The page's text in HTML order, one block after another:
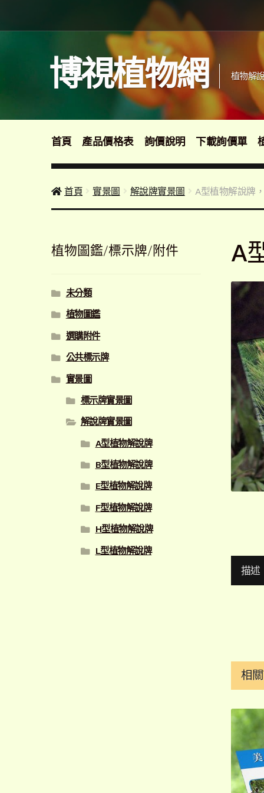
覽
列
要
內
容
博視植物網 植物解
首頁 產品價格表 詢價說明 下載詢價單
首頁 實景圖 解說牌實景圖 A型植物解說牌
A
描述
相
植物圖鑑/標示牌/附件
未分類
植物圖鑑
選購附件
公共標示牌
實景圖
標示牌實景圖
解說牌實景圖
A型植物解說牌
B型植物解說牌
E型植物解說牌
F型植物解說牌
H型植物解說牌
L型植物解說牌